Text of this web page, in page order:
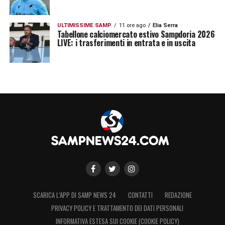
ULTIMISSIME SAMP 11 ore ago Elia Serra
Tabellone calciomercato estivo Sampdoria 2026
LIVE: i trasferimenti in entrata e in uscita
SCARICA L’APP DI SAMP NEWS 24 CONTATTI
REDAZIONE
PRIVACY POLICY E TRATTAMENTO DEI DATI PERSONALI
INFORMATIVA ESTESA SUI COOKIE (COOKIE POLICY)